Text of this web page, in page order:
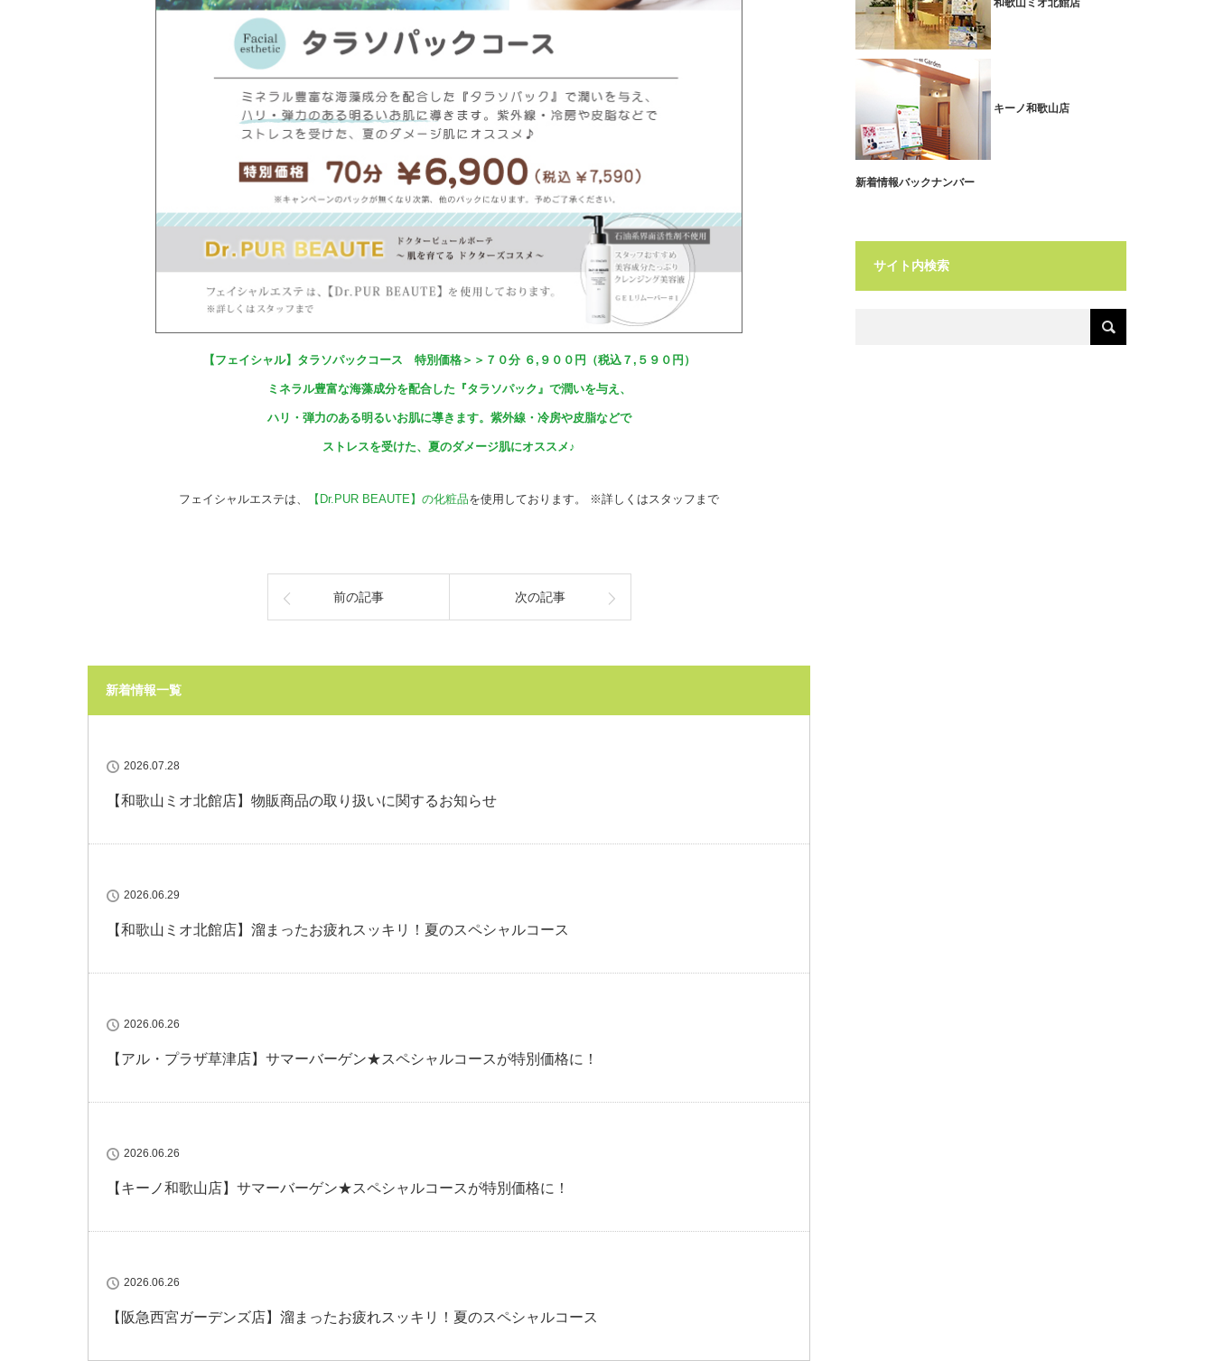
【フェイシャル】タラソパックコース 特別価格＞＞７０分 ６,９００円（税込７,５９０円）
ミネラル豊富な海藻成分を配合した『タラソパック』で潤いを与え、
ハリ・弾力のある明るいお肌に導きます。紫外線・冷房や皮脂などで
ストレスを受けた、夏のダメージ肌にオススメ♪
フェイシャルエステは、 【Dr.PUR BEAUTE】の化粧品を使用しております。 ※詳しくはスタッフまで
前の記事 次の記事
新着情報一覧
2026.07.28
【和歌山ミオ北館店】物販商品の取り扱いに関するお知らせ
2026.06.29
【和歌山ミオ北館店】溜まったお疲れスッキリ！夏のスペシャルコース
2026.06.26
【アル・プラザ草津店】サマーバーゲン★スペシャルコースが特別価格に！
2026.06.26
【キーノ和歌山店】サマーバーゲン★スペシャルコースが特別価格に！
2026.06.26
【阪急西宮ガーデンズ店】溜まったお疲れスッキリ！夏のスペシャルコース
和歌山ミオ北館店
キーノ和歌山店
新着情報バックナンバー
サイト内検索